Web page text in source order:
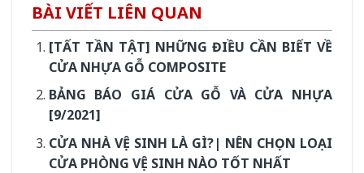
BÀI VIẾT LIÊN QUAN
[TẤT TẦN TẬT] NHỮNG ĐIỀU CẦN BIẾT VỀ
CỬA NHỰA GỖ COMPOSITE
BẢNG BÁO GIÁ CỬA GỖ VÀ CỬA NHỰA
[9/2021]
CỬA NHÀ VỆ SINH LÀ GÌ?| NÊN CHỌN LOẠI
CỬA PHÒNG VỆ SINH NÀO TỐT NHẤT